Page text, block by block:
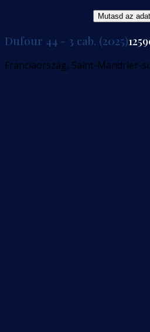
Mutasd az
Dufour 44 - 3 cab. (2025)
Franciaország, Saint-Mandrier-